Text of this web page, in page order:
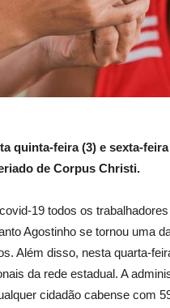
quinta-feira (3) e sexta-
de Corpus Christi.
19 todos os
Agostinho se tornou uma
Além disso, nesta quarta-
da rede estadual. A
cidadão cabense com